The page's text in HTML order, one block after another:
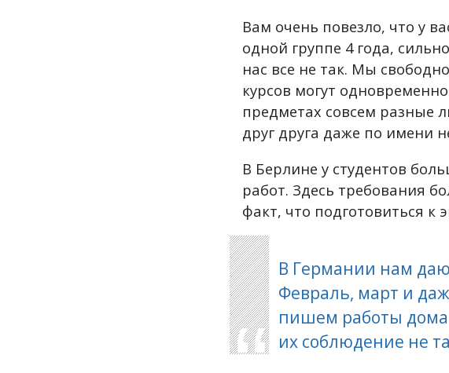
Вам очень повезло, что у
одной группе 4 года,
нас все не так. Мы
курсов могут
предметах совсем разные
друг друга даже по имени
В Берлине у студентов
работ. Здесь требования
факт, что подготовиться к
В Германии нам
Февраль, март и
пишем работы дома
их соблюдение не